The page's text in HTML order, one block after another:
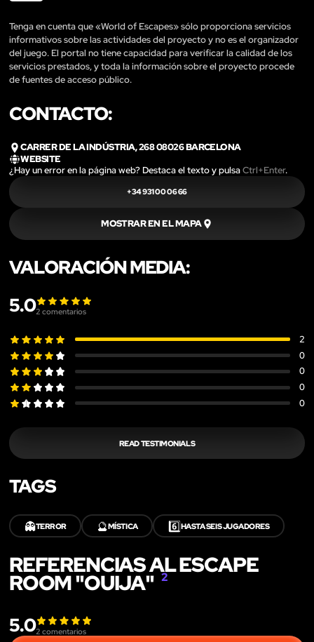
Tenga en cuenta que «World of Escapes» sólo proporciona servicios
informativos sobre las actividades del proyecto y no es el organizador
del juego. El portal no tiene capacidad para verificar la calidad de los
servicios prestados, y toda la información sobre el proyecto procede
de fuentes de acceso público.
CONTACTO:
CARRER DE LA INDÚSTRIA, 268 08026 BARCELONA
WEBSITE
¿Hay un error en la página web? Destaca el texto y pulsaCtrl+Enter.
+34 931 00 06 66
MOSTRAR EN EL MAPA
VALORACIÓN MEDIA:
5.02 comentarios
2
0
0
0
0
READ TESTIMONIALS
TAGS
👻TERROR 🔮MÍSTICA 6️⃣HASTA SEIS JUGADORES
REFERENCIAS AL ESCAPE
ROOM "OUIJA" 2
5.02 comentarios